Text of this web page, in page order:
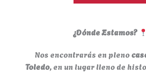
¿Dónde Estamos?
Nos encontrarás en pleno
Toledo, en un lugar lleno de